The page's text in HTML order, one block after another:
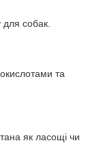
собак.
та
як ласощі чи